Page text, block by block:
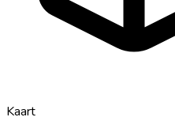
Kaart